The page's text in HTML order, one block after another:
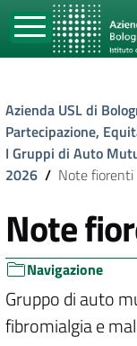
Azienda USL di
Partecipazione,
I Gruppi di Auto
2026 / Note fiorenti
Note
Navigazione
Gruppo di auto
fibromialgia e